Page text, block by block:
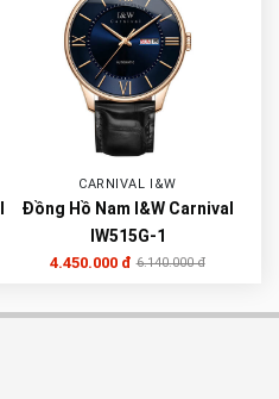
CARNIVAL I&W
Đồng Hồ Nam I&W Carnival
IW515G-1
4.450.000 đ 6.140.000 đ